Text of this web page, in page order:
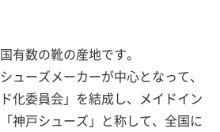
有数の靴の産地です。
ューズメーカーが中心となって、
化委員会」を結成し、メイドイン
神戸シューズ」と称して、全国に